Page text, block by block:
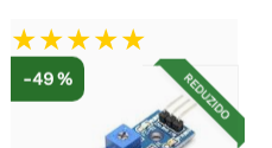
REDUZIDO
-49 %